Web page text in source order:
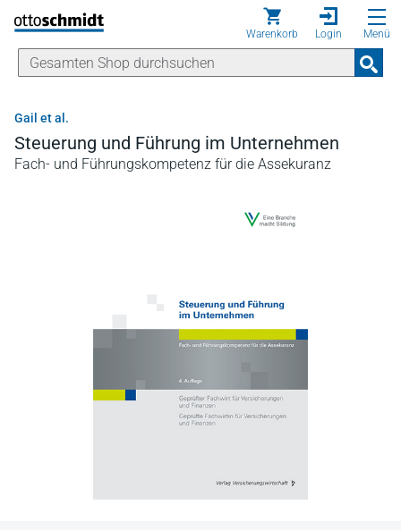
Direkt zum Inhalt
Warenkorb Login Menü
Gail et al.
Steuerung und Führung im Unternehmen
Fach- und Führungskompetenz für die Assekuranz